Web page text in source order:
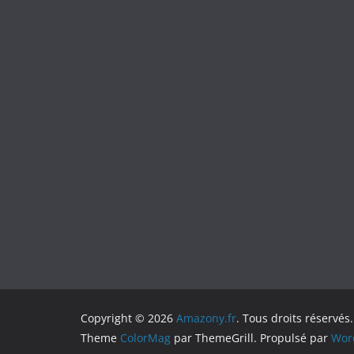
Copyright © 2026 Amazony.fr. Tous droits réservés.
Theme ColorMag par ThemeGrill. Propulsé par